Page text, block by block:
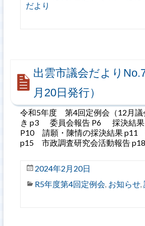
だより
出雲市議会だより
月20日発行）
令和5年度 第4回定例会（12月
き p3 委員会報告 P6 採決結
P10 請願・陳情の採決結果 p11
p15 市政調査研究会活動報告 p18
2024年2月20日
R5年度第4回定例会, お知らせ,